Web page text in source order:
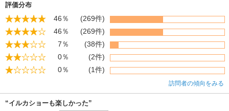
評価分布
46％
(269件)
46％
(269件)
7％
(38件)
0％
(2件)
0％
(1件)
訪問者の傾向をみる
“イルカショーも楽しかった”